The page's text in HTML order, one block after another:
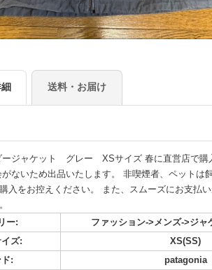
細 送料・お届け
ダージャケット グレー XSサイズ 春に直
会がないため出品いたします。 非喫煙者、
ご購入をお控えください。 また、スムーズ